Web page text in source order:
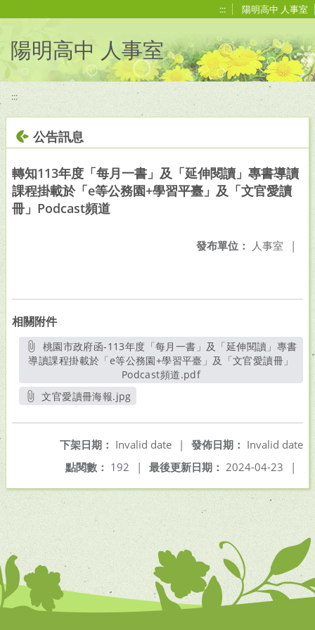
::: 陽明高中 人事室
陽明高中 人事室
:::
公告訊息
轉知113年度「每月一書」及「延伸閱讀」專書導讀
課程掛載於「e等公務園+學習平臺」及「文官愛讀
冊」Podcast頻道
發布單位： 人事室 |
相關附件
導讀課程掛載於「e等公務園+學習平臺」及「文官愛讀冊」
Podcast頻道.pdf另開新視窗
文官愛讀冊海報.jpg
發佈日期： Invalid date
下架日期： Invalid date
|
最後更新日期： 2024-04-23 |
點閱數： 192 |